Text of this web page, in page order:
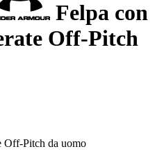
Felpa con
Off-Pitch
Off-Pitch da uomo